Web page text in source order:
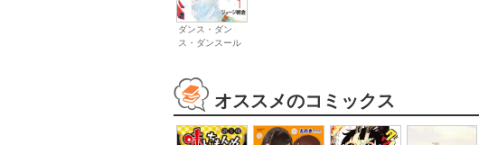
ダンス・ダン
ス・ダンスール
オススメのコミックス